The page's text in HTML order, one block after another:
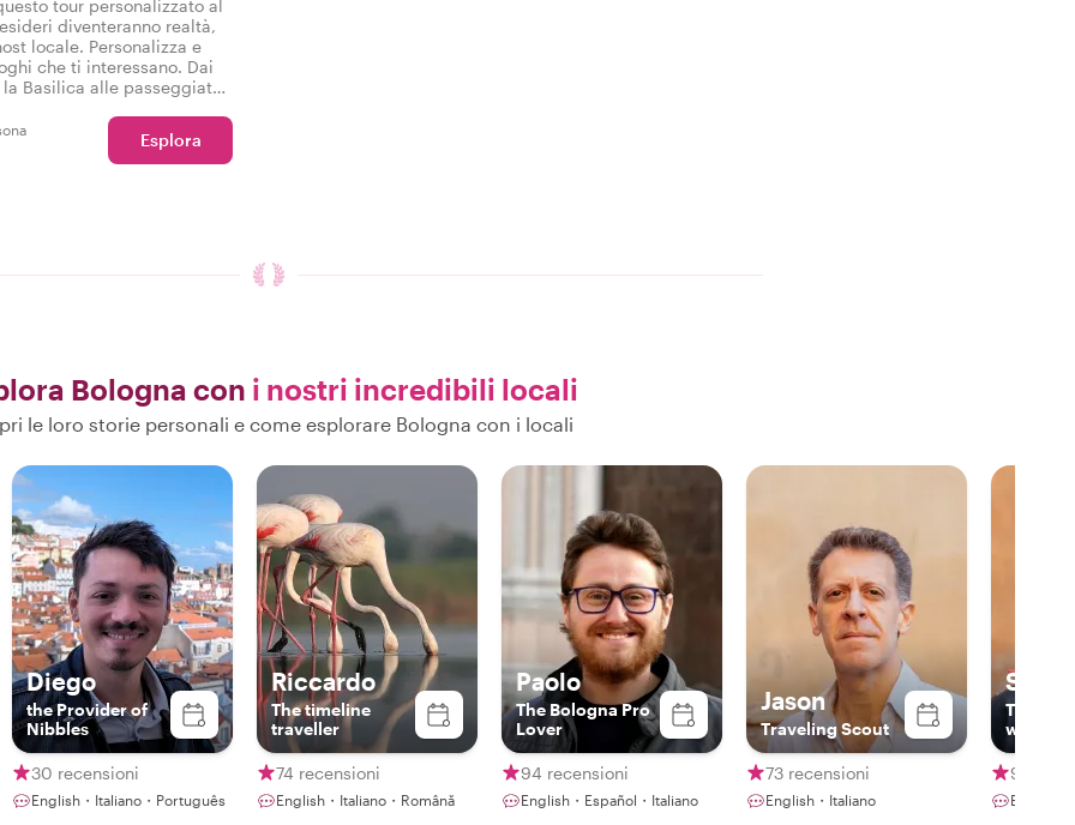
tour personalizzato al
diventeranno realtà,
locale. Personalizza e
che ti interessano. Dai
Basilica alle passeggiate
Esplora
Bologna con i nostri incredibili locali
le loro storie personali e come esplorare Bologna con i locali
Diego
the Provider of
Nibbles
30 recensioni
English・Italiano・Português
Riccardo
The timeline
traveller
74 recensioni
English・Italiano・Română
Paolo
The Bologna Pro
Lover
94 recensioni
English・Español・Italiano
Jason
Traveling Scout
73 recensioni
English・Italiano
Sarah
The
writer
96
English